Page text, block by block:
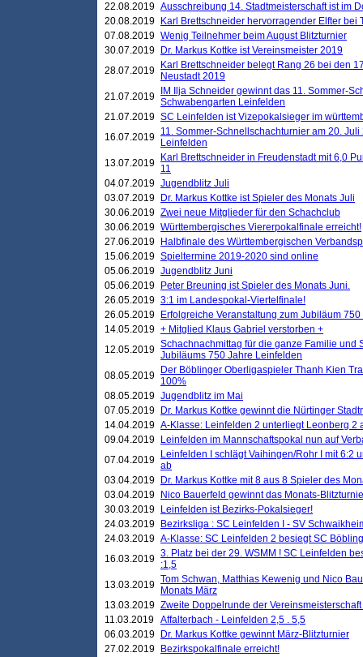
22.08.2019 Ausschreibung 14. Stadtmeisterschaft ist im
20.08.2019
Karl Brettschneider hervorragender Elfter bei
07.08.2019 Wenig Teilnehmer beim August Blitzturnier
30.07.2019
Dr. Markus Kottke ist Vereinsmeister 2019
28.07.2019
Karl Brettschneider belegt Rang 26 bei den
Neustadt 2019
21.07.2019
IM Ilja Schneider gewinnt das 11. Sommer-
Schwabengarten Leinfelden
21.07.2019 SC Leinfelden ist Vizepokalsieger im
16.07.2019 11. Sommer-Schnellschachturnier am 20.
Leinfelden
13.07.2019
Karl Brettschneider in Freudenstadt mit 6,0
11
04.07.2019 Jugendblitz Juli
03.07.2019
Dr. Markus Kottke ist Spieler des Monats Juli
30.06.2019 Zwei neue Mitglieder für den Schachclub
30.06.2019 Württembergisches Viererpokalfinale erreicht!
27.06.2019
Halbfinale des Württembergischen
15.06.2019 Spieltermine 2019-2020 sind online
05.06.2019 Jugendblitz Juni
05.06.2019
Peter Breuning ist Spieler des Monats Juni.
26.05.2019 3:1 im Landespokal-Viertelfinale!
26.05.2019
Erfolgreiche Veranstaltung zum Jubiläum
14.05.2019 + Mitglied Klaus Gabriel verstorben +
12.05.2019 Schachnachmittag für die ganze Familie und
Jubiläums 750 Jahre Leinfelden
08.05.2019
Der Böblinger Oberligaspieler Thanh Kien
100%
08.05.2019 Jugendblitz im Mai
07.05.2019
Dr. Markus Kottke gewinnt die Nürtinger
14.04.2019 A-Klasse: Leinfelden 2 unterliegt Leonberg 2
09.04.2019
Leinfelden im Mannschaftspokal nun auf
07.04.2019
Leinfelden I schlägt Vaihingen/Rohr I mit 6:2
ab
03.04.2019
Dr. Markus Kottke mit 8 aus 8 Spieler des
03.04.2019
Nico Bauerfeld gewinnt das Monats-
30.03.2019
Leinfelden ist Bezirks-Pokalsieger!
24.03.2019
Bezirksliga : SC Leinfelden I - SV
24.03.2019 A-Klasse: SC Leinfelden 2 besiegt SC
16.03.2019 3. Platz bei der 29. WSMM ! SC Leinfelden
:1,5
13.03.2019 Tom Schwan, Matthias Kewenig und Nico
Monats März
13.03.2019 Zweite Doppelrunde der
11.03.2019 Affalterbach - Leinfelden 2,5 . 5,5
06.03.2019
Dr. Markus Kottke gewinnt März-Blitzturnier
27.02.2019
Bezirkspokalfinale erreicht!